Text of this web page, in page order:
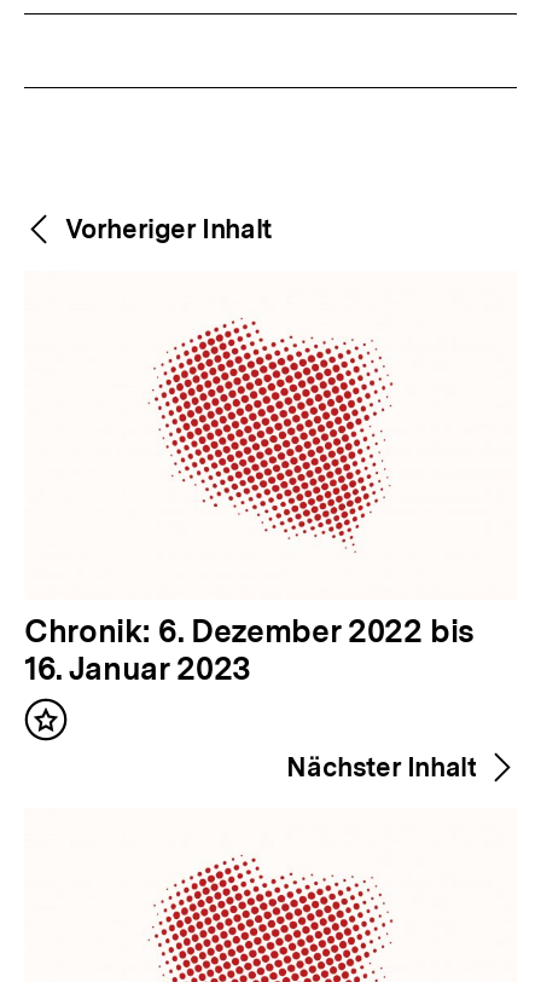
Weitere
Content-
Navigation
Vorheriger Inhalt
V
o
r
h
Chronik: 6. Dezember 2022 bis
16. Januar 2023
Inhalt
Nächster Inhalt